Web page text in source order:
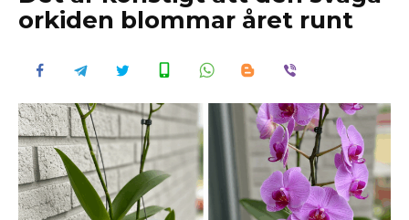
orkiden blommar året runt